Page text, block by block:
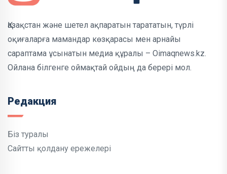
Қазақстан және шетел ақпаратын тарататын, түрлі
оқиғаларға мамандар көзқарасы мен арнайы
сараптама ұсынатын медиа құралы – Oimaqnews.kz.
Ойлана білгенге оймақтай ойдың да берері мол.
Редакция
Біз туралы
Сайтты қолдану ережелері